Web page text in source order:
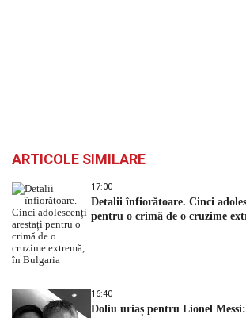
ARTICOLE SIMILARE
17:00
Detalii înfiorătoare. Cinci
pentru o crimă de o cruzime
16:40
Doliu uriaș pentru Lionel